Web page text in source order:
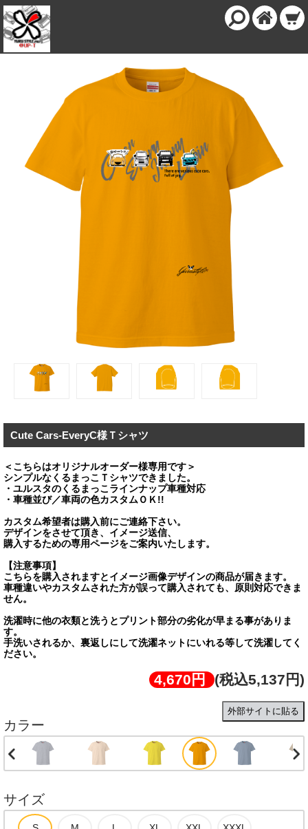
Cute Cars-EveryC様Ｔシャツ
＜こちらはオリジナルオーダー様専用です＞
シンプルなくるまっこＴシャツできました。
・ユルスタのくるまっこラインナップ車種対応
・車種並び／車両の色カスタムＯＫ!!
カスタム希望者は購入前にご連絡下さい。
デザインをさせて頂き、イメージ送信、
購入するための専用ページをご案内いたします。
【注意事項】
こちらを購入されますとイメージ画像デザインの商品が届きます。
車種違いやカスタムされた方が誤って購入されても、原則対応できま
せん。
洗濯時に他の衣類と洗うとプリント部分の劣化が早まる事がありま
す。
手洗いされるか、裏返しにして洗濯ネットにいれる等して洗濯してく
ださい。
4,670円 (税込5,137円)
外部サイトに貼る
カラー
サイズ